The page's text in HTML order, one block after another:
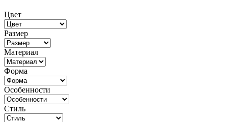
Цвет
Размер
Материал
Форма
Особенности
Стиль